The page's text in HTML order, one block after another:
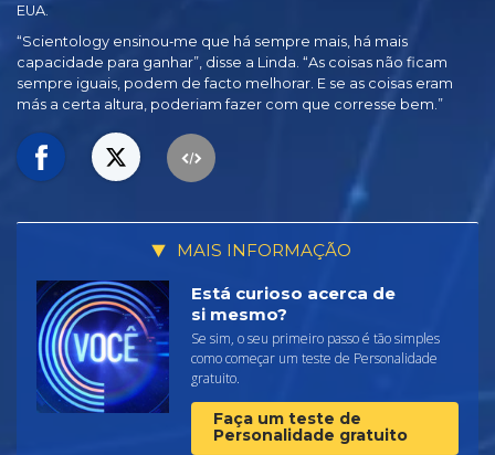
EUA.
“Scientology ensinou‑me que há sempre mais, há mais
capacidade para ganhar”, disse a Linda. “As coisas não ficam
sempre iguais, podem de facto melhorar. E se as coisas eram
más a certa altura, poderiam fazer com que corresse bem.”
MAIS INFORMAÇÃO
Está curioso acerca de
si mesmo?
Se sim, o seu primeiro passo é tão simples
como começar um teste de Personalidade
gratuito.
Faça um teste de
Personalidade gratuito